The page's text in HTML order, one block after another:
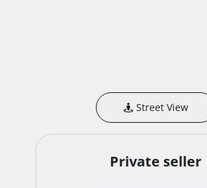
Street View
Private seller